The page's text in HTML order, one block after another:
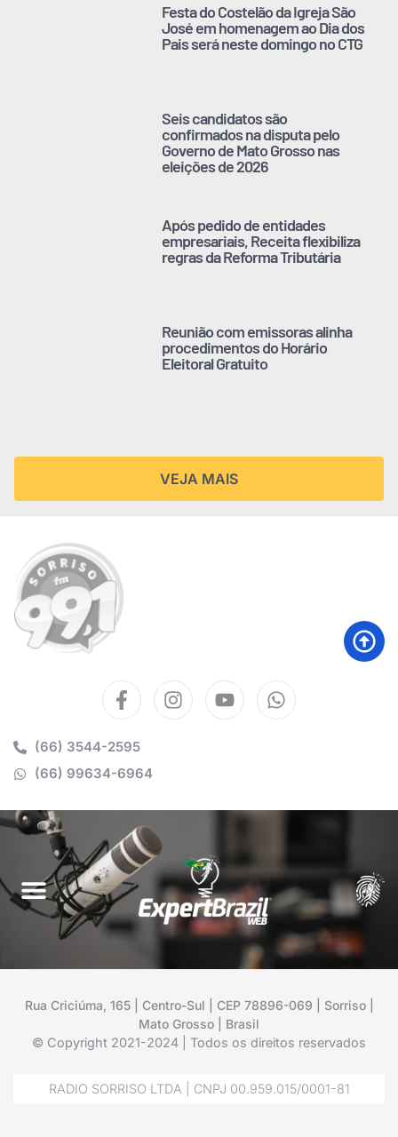
Festa do Costelão da Igreja São
José em homenagem ao Dia dos
Pais será neste domingo no CTG
Seis candidatos são
confirmados na disputa pelo
Governo de Mato Grosso nas
eleições de 2026
Após pedido de entidades
empresariais, Receita flexibiliza
regras da Reforma Tributária
Reunião com emissoras alinha
procedimentos do Horário
Eleitoral Gratuito
VEJA MAIS
(66) 3544-2595
(66) 99634-6964
Rua Criciúma, 165 | Centro-Sul | CEP 78896-069 | Sorriso |
Mato Grosso | Brasil
© Copyright 2021-2024 | Todos os direitos reservados
RADIO SORRISO LTDA | CNPJ 00.959.015/0001-81